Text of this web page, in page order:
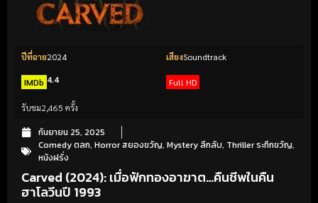
ปีที่ฉาย2024 เสียงSoundtrack
IMDb 4.4 Full HD
รับชม2,465 ครั้ง
กันยายน 25, 2025
Comedy ตลก, Horror สยองขวัญ, Mystery ลึกลับ, Thriller ระทึกขวัญ,
หนังฝรั่ง
Carved (2024): เมื่อฟักทองอาฆาต…คืนชีพในคืน
ฮาโลวีนปี 1993